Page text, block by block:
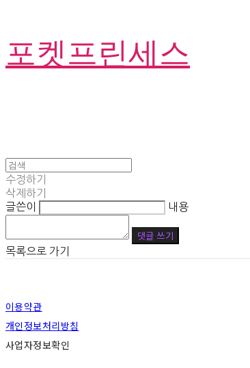
포켓프린세스
수정하기
삭제하기
글쓴이
내용
댓글 쓰기
목록으로 가기
이용약관
개인정보처리방침
사업자정보확인